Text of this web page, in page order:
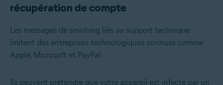
récupération de compte
Les messages de smishing liés au support technique
imitent des entreprises technologiques connues comme
Apple, Microsoft et PayPal.
Ils peuvent prétendre que votre appareil est infecté par un